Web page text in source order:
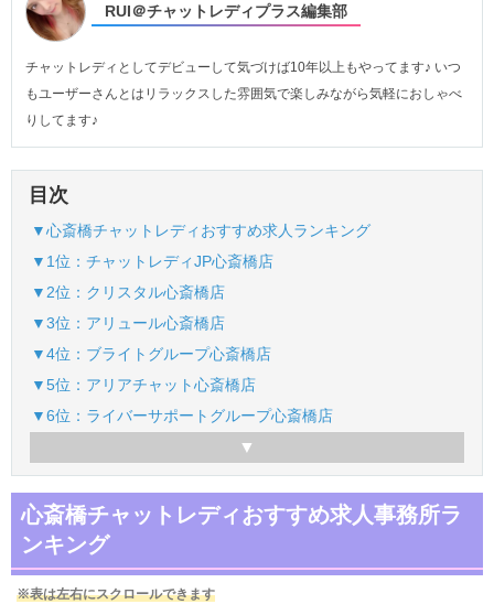
RUI＠チャットレディプラス編集部
チャットレディとしてデビューして気づけば10年以上もやってます♪ いつ
もユーザーさんとはリラックスした雰囲気で楽しみながら気軽におしゃべ
りしてます♪
目次
▼心斎橋チャットレディおすすめ求人ランキング
▼1位：チャットレディJP心斎橋店
▼2位：クリスタル心斎橋店
▼3位：アリュール心斎橋店
▼4位：ブライトグループ心斎橋店
▼5位：アリアチャット心斎橋店
▼6位：ライバーサポートグループ心斎橋店
心斎橋チャットレディおすすめ求人事務所ラ
ンキング
※表は左右にスクロールできます